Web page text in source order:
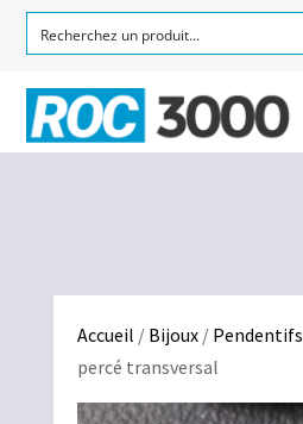
Accueil / Bijoux/ Pendentifs
percé transversal